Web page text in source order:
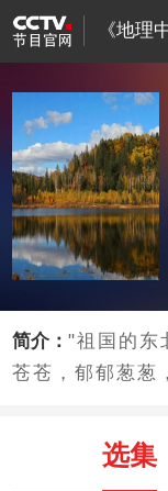
《地理
简介："祖国的东
苍苍，郁郁葱葱
选集